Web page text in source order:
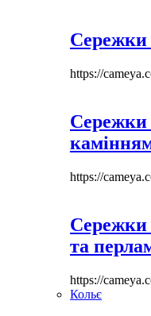
Сережки
https://
Сережки
https://
Сережки
та
https://
Кольє